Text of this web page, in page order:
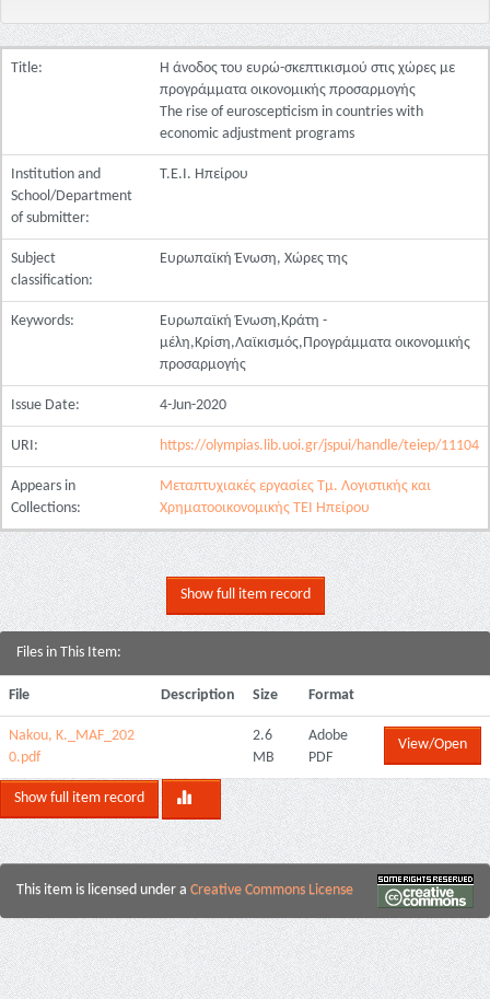
Title:
Η άνοδος του ευρώ-σκεπτικισμού στις χώρες με
προγράμματα οικονομικής προσαρμογής
The rise of euroscepticism in countries with
economic adjustment programs
Institution and
School/Department
of submitter:
Τ.Ε.Ι. Ηπείρου
Subject
classification:
Ευρωπαϊκή Ένωση, Xώρες της
Keywords:
Ευρωπαϊκή Ένωση,Κράτη -
μέλη,Κρίση,Λαϊκισμός,Προγράμματα οικονομικής
προσαρμογής
Issue Date: 4-Jun-2020
URI: https://olympias.lib.uoi.gr/jspui/handle/teiep/11104
Appears in
Collections:
Μεταπτυχιακές εργασίες Τμ. Λογιστικής και
Χρηματοοικονομικής ΤΕΙ Ηπείρου
Show full item record
Files in This Item:
File Description Size Format
Nakou, K._MAF_202
0.pdf
2.6
MB
Adobe
PDF
View/Open
Show full item record
This item is licensed under a Creative Commons License